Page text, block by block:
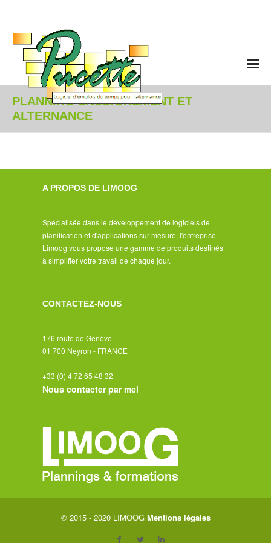
Accueil
- Planning hebdomadaire
- Génération automatique et solveur
- Activités non pédagogiques et contraintes
- Bilans et récapitulatifs
- Sécurité
- Informations techniques
Services
- Implémentation du projet
PLANNING ENSEIGNEMENT ET
ALTERNANCE
A PROPOS DE LIMOOG
Spécialisée dans le développement de logiciels de
planification et d'applications sur mesure, l'entreprise
Limoog vous propose une gamme de produits destinés
à simplifier votre travail de chaque jour.
CONTACTEZ-NOUS
176 route de Genève
01 700 Neyron - FRANCE
+33 (0) 4 72 65 48 32
Nous contacter par mel
© 2015 - 2020 LIMOOG Mentions légales